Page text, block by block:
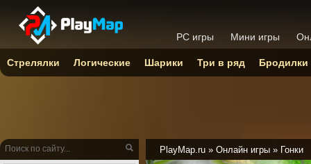
PlayMap.ru » Онлайн игры » Гонки
PC игры Мини игры
Стрелялки Логические Шарики Три в ряд Бродилки